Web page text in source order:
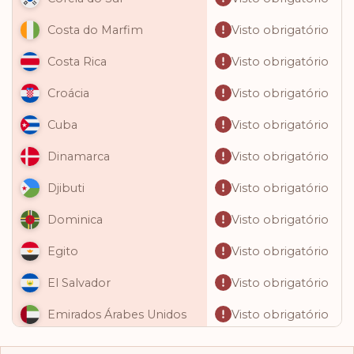
Costa do Marfim Visto obrigatório
Costa Rica Visto obrigatório
Croácia Visto obrigatório
Cuba Visto obrigatório
Dinamarca Visto obrigatório
Djibuti Visto obrigatório
Dominica Visto obrigatório
Egito Visto obrigatório
El Salvador Visto obrigatório
Emirados Árabes Unidos Visto obrigatório
Equador Visto obrigatório